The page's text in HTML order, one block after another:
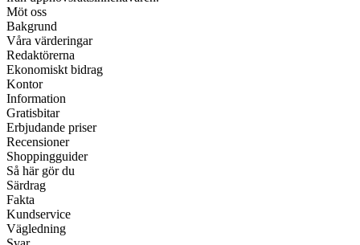
Möt oss
Bakgrund
Våra värderingar
Redaktörerna
Ekonomiskt bidrag
Kontor
Information
Gratisbitar
Erbjudande priser
Recensioner
Shoppingguider
Så här gör du
Särdrag
Fakta
Kundservice
Vägledning